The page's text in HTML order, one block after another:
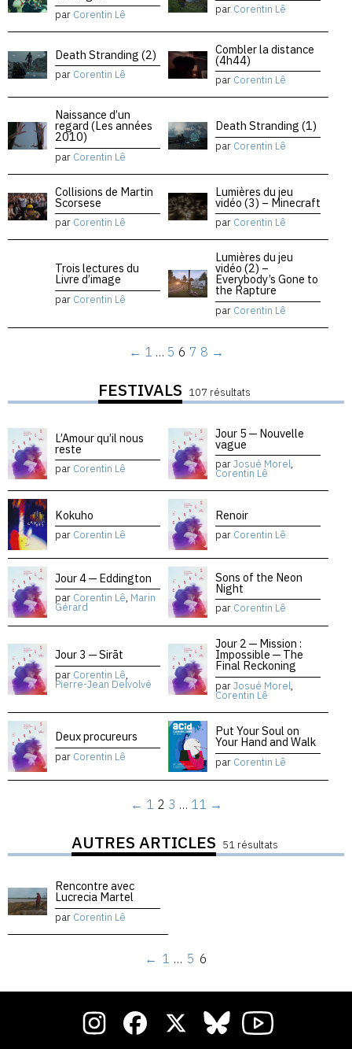
par Corentin Lê par Corentin Lê
Death Stranding (2)
par Corentin Lê
Combler la distance
(4h44)
par Corentin Lê
Naissance d’un
regard (Les années
2010)
par Corentin Lê
Death Stranding (1)
par Corentin Lê
Collisions de Martin
Scorsese
par Corentin Lê
Lumières du jeu
vidéo (3) – Minecraft
par Corentin Lê
Trois lectures du
Livre d’image
par Corentin Lê
Lumières du jeu
vidéo (2) –
Everybody’s Gone to
the Rapture
par Corentin Lê
← 1 … 5 6 7 8 →
FESTIVALS 107 résultats
L’Amour qu’il nous
reste
par Corentin Lê
Jour 5 — Nouvelle
vague
parJosué Morel,
Corentin Lê
Kokuho
par Corentin Lê
Renoir
par Corentin Lê
Jour 4 — Eddington
par Corentin Lê, Marin
Gérard
Sons of the Neon
Night
par Corentin Lê
Jour 3 — Sirāt
par Corentin Lê,
Pierre-Jean Delvolvé
Jour 2 — Mission :
Impossible — The
Final Reckoning
parJosué Morel,
Corentin Lê
Deux procureurs
par Corentin Lê
Put Your Soul on
Your Hand and Walk
par Corentin Lê
← 1 2 3 … 11 →
AUTRES ARTICLES 51 résultats
Rencontre avec
Lucrecia Martel
par Corentin Lê
← 1 … 5 6